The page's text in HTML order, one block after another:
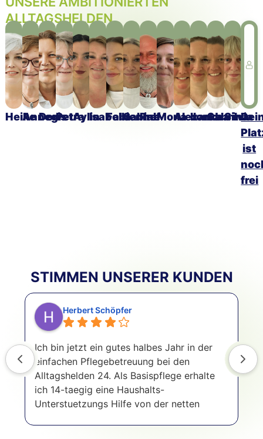
ALLTAGSHELDEN
HeikeAnnegret
DorisPetraAylinIsabella
Fabienne
Sabine
RalfMonaAlexandra
IlonkaSabrina
Silvia
ist
frei
STIMMEN UNSERER KUNDEN
Herbert Schöpfer
Ich bin jetzt ein gutes halbes Jahr in der
einfachen Pflegebetreuung bei den
Alltagshelden 24. Als Basispflege erhalte
ich 14-taegig eine Haushalts-
Unterstuetzungs Hilfe von der netten